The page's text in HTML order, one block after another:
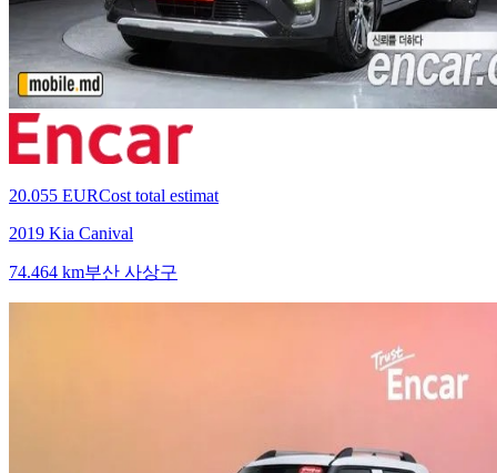
20.055 EURCost total estimat
2019 Kia Canival
74.464 km부산 사상구